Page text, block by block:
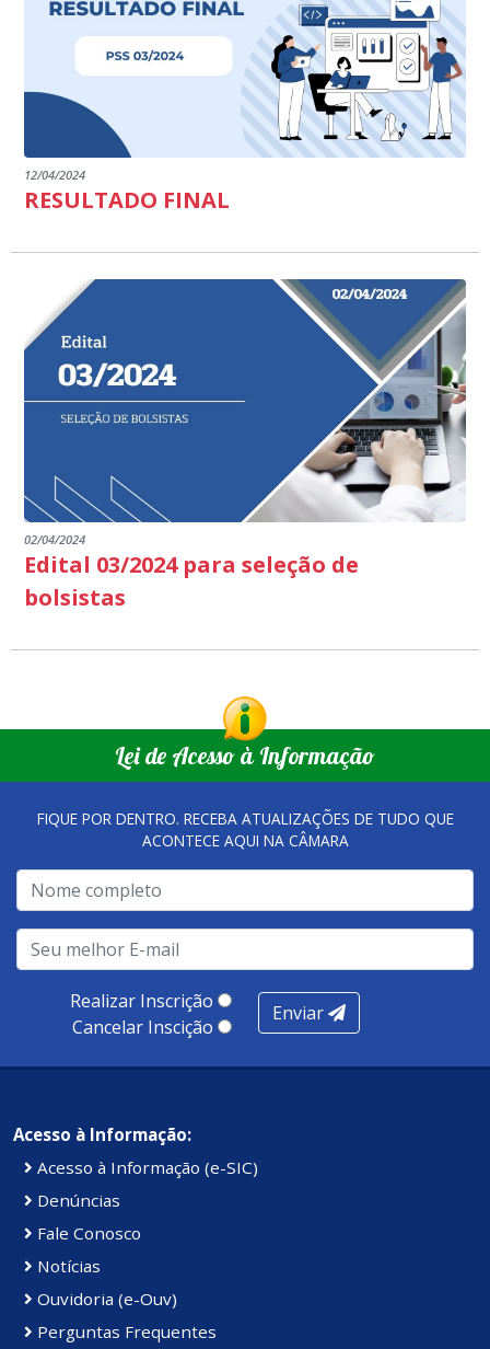
12/04/2024
RESULTADO FINAL
02/04/2024
Edital 03/2024 para seleção de
bolsistas
Lei de Acesso à Informação
FIQUE POR DENTRO. RECEBA ATUALIZAÇÕES DE TUDO QUE
ACONTECE AQUI NA CÂMARA
Realizar Inscrição
Cancelar Inscição
Enviar
Acesso à Informação:
Acesso à Informação (e-SIC)
Denúncias
Fale Conosco
Notícias
Ouvidoria (e-Ouv)
Perguntas Frequentes